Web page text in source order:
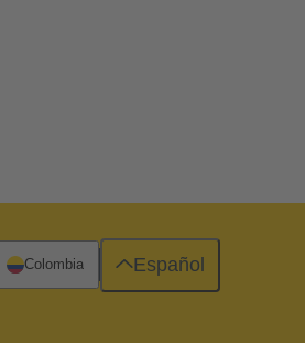
Colombia Español